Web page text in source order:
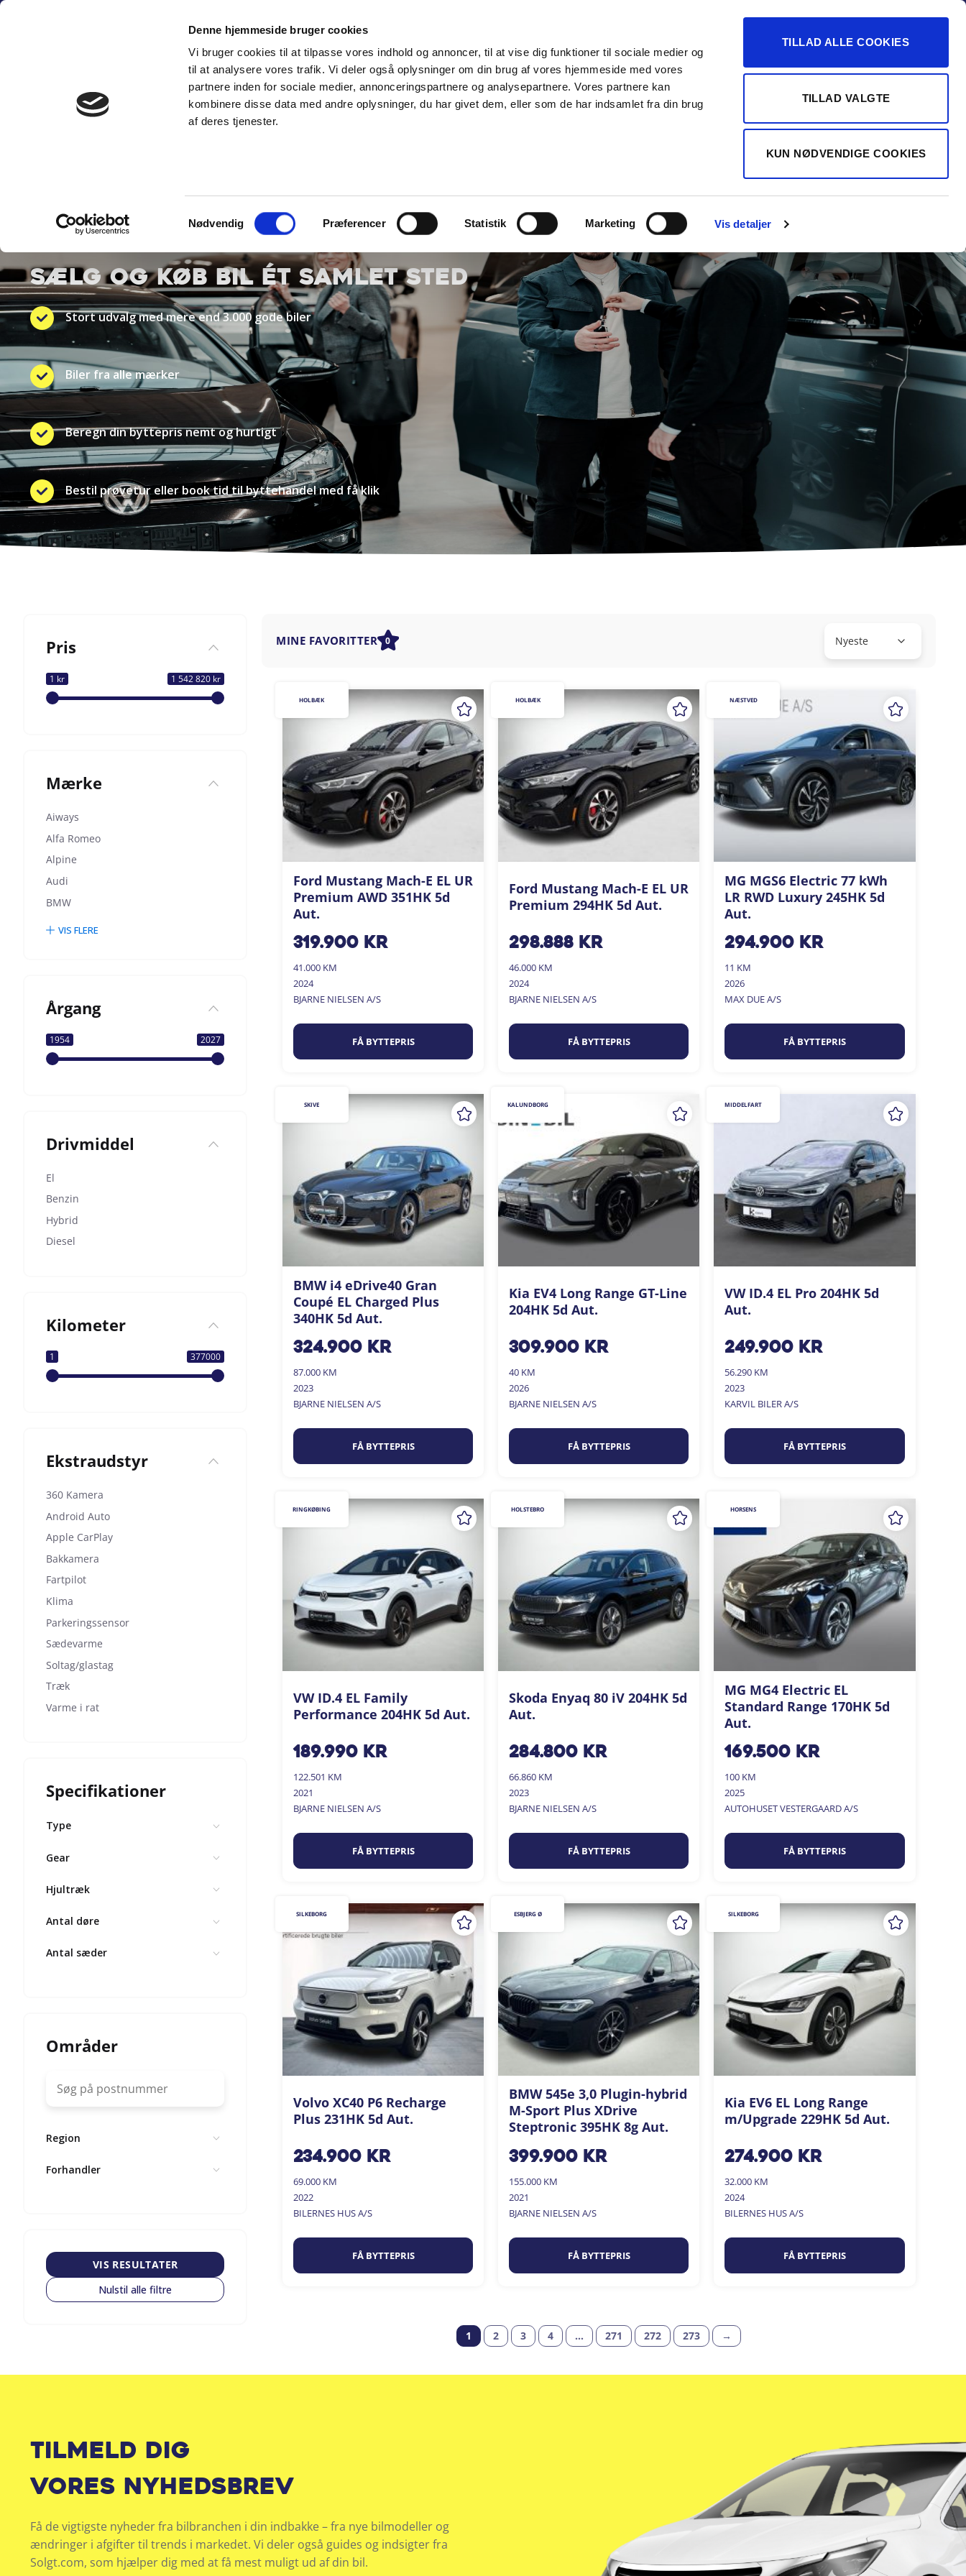
Denne hjemmeside bruger cookies
Vi bruger cookies til at tilpasse vores indhold og annoncer, til at vise dig funktioner til sociale medier og
til at analysere vores trafik. Vi deler også oplysninger om din brug af vores hjemmeside med vores
partnere inden for sociale medier, annonceringspartnere og analysepartnere. Vores partnere kan
kombinere disse data med andre oplysninger, du har givet dem, eller som de har indsamlet fra din brug
af deres tjenester.
Samtykkevalg
Nødvendig Præferencer Statistik Marketing Vis detaljer
TILLAD ALLE COOKIES
TILLAD VALGTE
KUN NØDVENDIGE COOKIES
Fortsæt
SÆLG PERSONBIL SÆLG VAREBIL KØB BIL KONTAKT OS ARTIKLER FIND FORHANDLER Vurdér min bil
BYT TIL NYT
SÆLG OG KØB BIL ÉT SAMLET STED
Stort udvalg med mere end 3.000 gode biler
Biler fra alle mærker
Beregn din byttepris nemt og hurtigt
Bestil prøvetur eller book tid til byttehandel med få klik
Pris
1 kr 1 542 820 kr
Mærke
Aiways
Alfa Romeo
Alpine
Audi
BMW
VIS FLERE
Årgang
1954 2027
Drivmiddel
El
Benzin
Hybrid
Diesel
Kilometer
1 377000
Ekstraudstyr
360 Kamera
Android Auto
Apple CarPlay
Bakkamera
Fartpilot
Klima
Parkeringssensor
Sædevarme
Soltag/glastag
Træk
Varme i rat
Specifikationer
Type
Gear
Hjultræk
Antal døre
Antal sæder
Områder
Region
Forhandler
VIS RESULTATER
Nulstil alle filtre
MINE FAVORITTER 0
Ford Mustang Mach-E EL UR
Premium AWD 351HK 5d
Aut.
319.900kr
41.000 KM
2024
BJARNE NIELSEN A/S
FÅ BYTTEPRIS
HOLBÆK
Ford Mustang Mach-E EL UR
Premium 294HK 5d Aut.
298.888 kr
46.000 KM
2024
BJARNE NIELSEN A/S
FÅ BYTTEPRIS
HOLBÆK
MG MGS6 Electric 77 kWh
LR RWD Luxury 245HK 5d
Aut.
294.900 kr
11 KM
2026
MAX DUE A/S
FÅ BYTTEPRIS
NÆSTVED
BMW i4 eDrive40 Gran
Coupé EL Charged Plus
340HK 5d Aut.
324.900kr
87.000 KM
2023
BJARNE NIELSEN A/S
FÅ BYTTEPRIS
SKIVE
Kia EV4 Long Range GT-Line
204HK 5d Aut.
309.900 kr
40 KM
2026
BJARNE NIELSEN A/S
FÅ BYTTEPRIS
KALUNDBORG
VW ID.4 EL Pro 204HK 5d
Aut.
249.900 kr
56.290 KM
2023
KARVIL BILER A/S
FÅ BYTTEPRIS
MIDDELFART
VW ID.4 EL Family
Performance 204HK 5d Aut.
189.990kr
122.501 KM
2021
BJARNE NIELSEN A/S
FÅ BYTTEPRIS
RINGKØBING
Skoda Enyaq 80 iV 204HK 5d
Aut.
284.800 kr
66.860 KM
2023
BJARNE NIELSEN A/S
FÅ BYTTEPRIS
HOLSTEBRO
MG MG4 Electric EL
Standard Range 170HK 5d
Aut.
169.500 kr
100 KM
2025
AUTOHUSET VESTERGAARD A/S
FÅ BYTTEPRIS
HORSENS
Volvo XC40 P6 Recharge
Plus 231HK 5d Aut.
234.900kr
69.000 KM
2022
BILERNES HUS A/S
FÅ BYTTEPRIS
SILKEBORG
BMW 545e 3,0 Plugin-hybrid
M-Sport Plus XDrive
Steptronic 395HK 8g Aut.
399.900 kr
155.000 KM
2021
BJARNE NIELSEN A/S
FÅ BYTTEPRIS
ESBJERG Ø
Kia EV6 EL Long Range
m/Upgrade 229HK 5d Aut.
274.900 kr
32.000 KM
2024
BILERNES HUS A/S
FÅ BYTTEPRIS
SILKEBORG
1 2 3 4 … 271 272 273 →
Tilmeld dig
vores nyhedsbrev
Få de vigtigste nyheder fra bilbranchen i din indbakke – fra nye bilmodeller og
ændringer i afgifter til trends i markedet. Vi deler også guides og indsigter fra
Solgt.com, som hjælper dig med at få mest muligt ud af din bil.